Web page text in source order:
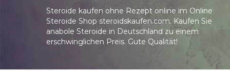
Steroide kaufen ohne Rezept online im Online
Steroide Shop steroidskaufen.com. Kaufen Sie
anabole Steroide in Deutschland zu einem
erschwinglichen Preis. Gute Qualität!